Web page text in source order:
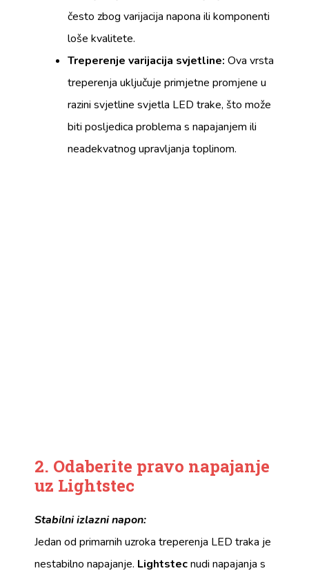
često zbog varijacija napona ili komponenti
loše kvalitete.
Treperenje varijacija svjetline: Ova vrsta
treperenja uključuje primjetne promjene u
razini svjetline svjetla LED trake, što može
biti posljedica problema s napajanjem ili
neadekvatnog upravljanja toplinom.
2. Odaberite pravo napajanje
uz Lightstec
Stabilni izlazni napon:
Jedan od primarnih uzroka treperenja LED traka je
nestabilno napajanje. Lightstecnudi napajanja s